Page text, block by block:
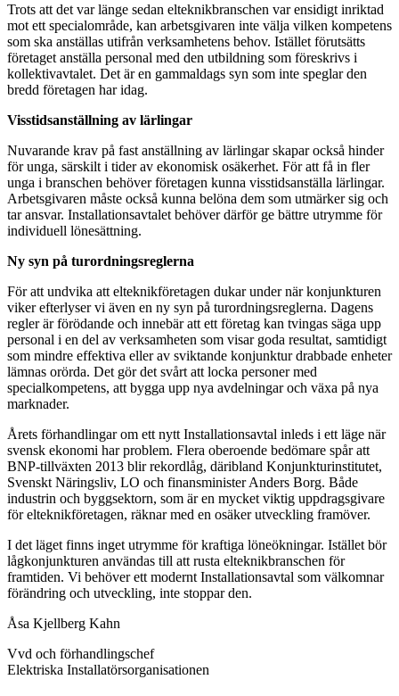
Trots att det var länge sedan elteknikbranschen var ensidigt inriktad
mot ett specialområde, kan arbetsgivaren inte välja vilken kompetens
som ska anställas utifrån verksamhetens behov. Istället förutsätts
företaget anställa personal med den utbildning som föreskrivs i
kollektivavtalet. Det är en gammaldags syn som inte speglar den
bredd företagen har idag.
Visstidsanställning av lärlingar
Nuvarande krav på fast anställning av lärlingar skapar också hinder
för unga, särskilt i tider av ekonomisk osäkerhet. För att få in fler
unga i branschen behöver företagen kunna visstidsanställa lärlingar.
Arbetsgivaren måste också kunna belöna dem som utmärker sig och
tar ansvar. Installationsavtalet behöver därför ge bättre utrymme för
individuell lönesättning.
Ny syn på turordningsreglerna
För att undvika att elteknikföretagen dukar under när konjunkturen
viker efterlyser vi även en ny syn på turordningsreglerna. Dagens
regler är förödande och innebär att ett företag kan tvingas säga upp
personal i en del av verksamheten som visar goda resultat, samtidigt
som mindre effektiva eller av sviktande konjunktur drabbade enheter
lämnas orörda. Det gör det svårt att locka personer med
specialkompetens, att bygga upp nya avdelningar och växa på nya
marknader.
Årets förhandlingar om ett nytt Installationsavtal inleds i ett läge när
svensk ekonomi har problem. Flera oberoende bedömare spår att
BNP-tillväxten 2013 blir rekordlåg, däribland Konjunkturinstitutet,
Svenskt Näringsliv, LO och finansminister Anders Borg. Både
industrin och byggsektorn, som är en mycket viktig uppdragsgivare
för elteknikföretagen, räknar med en osäker utveckling framöver.
I det läget finns inget utrymme för kraftiga löneökningar. Istället bör
lågkonjunkturen användas till att rusta elteknikbranschen för
framtiden. Vi behöver ett modernt Installationsavtal som välkomnar
förändring och utveckling, inte stoppar den.
Åsa Kjellberg Kahn
Vvd och förhandlingschef
Elektriska Installatörsorganisationen